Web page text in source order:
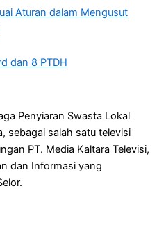
Aturan dalam Mengusut
dan 8 PTDH
Penyiaran Swasta Lokal
sebagai salah satu televisi
PT. Media Kaltara Televisi,
dan Informasi yang